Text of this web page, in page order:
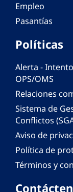
Empleo
Pasantías
Políticas
Alerta -
OPS/OMS
Relaciones
Sistema de
Conflictos
Aviso de
Política de
Términos y